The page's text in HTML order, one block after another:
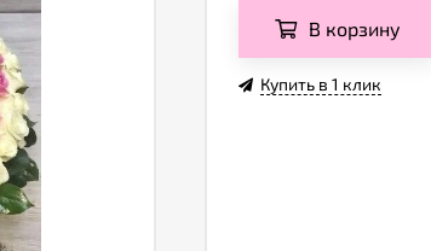
В корзину
Купить в 1 клик